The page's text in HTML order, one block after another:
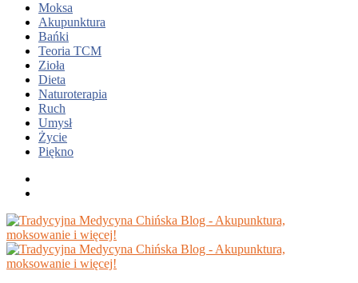
Moksa
Akupunktura
Bańki
Teoria TCM
Zioła
Dieta
Naturoterapia
Ruch
Umysł
Życie
Piękno